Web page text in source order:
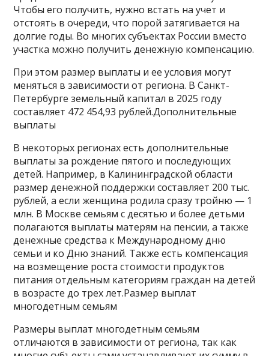
Чтобы его получить, нужно встать на учет и
отстоять в очереди, что порой затягивается на
долгие годы. Во многих субъектах России вместо
участка можно получить денежную компенсацию.
При этом размер выплаты и ее условия могут
меняться в зависимости от региона. В Санкт-
Петербурге земельный капитал в 2025 году
составляет 472 454,93 рублей.Дополнительные
выплаты
В некоторых регионах есть дополнительные
выплаты за рождение пятого и последующих
детей. Например, в Калининградской области
размер денежной поддержки составляет 200 тыс.
рублей, а если женщина родила сразу тройню — 1
млн. В Москве семьям с десятью и более детьми
полагаются выплаты матерям на пенсии, а также
денежные средства к Международному дню
семьи и ко Дню знаний. Также есть компенсация
на возмещение роста стоимости продуктов
питания отдельным категориям граждан на детей
в возрасте до трех лет.Размер выплат
многодетным семьям
Размеры выплат многодетным семьям
отличаются в зависимости от региона, так как